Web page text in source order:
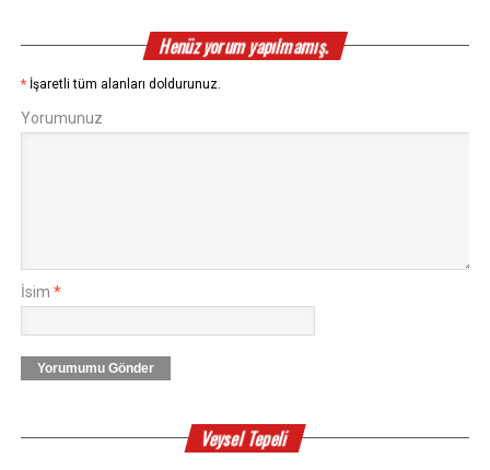
Henüz yorum yapılmamış.
* İşaretli tüm alanları doldurunuz.
Yorumunuz
İsim *
Yorumumu Gönder
Veysel Tepeli